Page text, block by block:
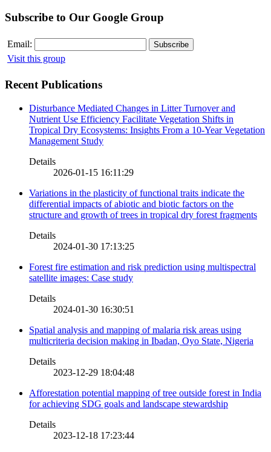
Subscribe to Our Google Group
Email:
Visit this group
Recent Publications
Disturbance Mediated Changes in Litter Turnover and
Nutrient Use Efficiency Facilitate Vegetation Shifts in
Tropical Dry Ecosystems: Insights From a 10-Year Vegetation
Management Study
Details
2026-01-15 16:11:29
Variations in the plasticity of functional traits indicate the
differential impacts of abiotic and biotic factors on the
structure and growth of trees in tropical dry forest fragments
Details
2024-01-30 17:13:25
Forest fire estimation and risk prediction using multispectral
satellite images: Case study
Details
2024-01-30 16:30:51
Spatial analysis and mapping of malaria risk areas using
multicriteria decision making in Ibadan, Oyo State, Nigeria
Details
2023-12-29 18:04:48
Afforestation potential mapping of tree outside forest in India
for achieving SDG goals and landscape stewardship
Details
2023-12-18 17:23:44